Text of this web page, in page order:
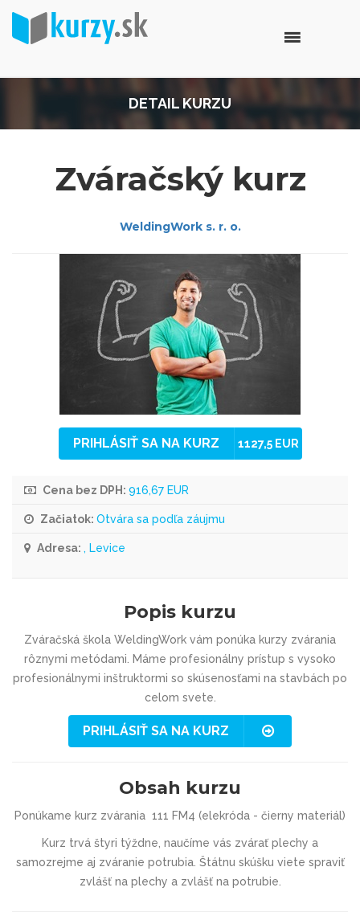
DETAIL KURZU
Zváračský kurz
WeldingWork s. r. o.
PRIHLÁSIŤ SA NA KURZ 1127,5 EUR
Cena bez DPH: 916,67 EUR
Začiatok: Otvára sa podľa záujmu
Adresa: , Levice
Popis kurzu
Zváračská škola WeldingWork vám ponúka kurzy zvárania
rôznymi metódami. Máme profesionálny prístup s vysoko
profesionálnymi inštruktormi so skúsenosťami na stavbách po
celom svete.
PRIHLÁSIŤ SA NA KURZ
Obsah kurzu
Ponúkame kurz zvárania 111 FM4 (elekróda - čierny materiál)
Kurz trvá štyri týždne, naučíme vás zvárať plechy a
samozrejme aj zváranie potrubia. Štátnu skúšku viete spraviť
zvlášť na plechy a zvlášť na potrubie.